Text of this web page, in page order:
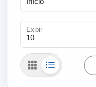
Exibir